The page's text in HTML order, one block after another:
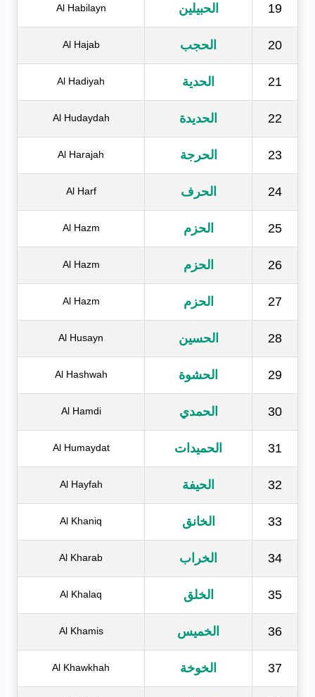
19 الحبيلين Al Habilayn
20 الحجب Al Hajab
21 الحدية Al Hadiyah
22 الحديدة Al Hudaydah
23 الحرجة Al Harajah
24 الحرف Al Harf
25 الحزم Al Hazm
26 الحزم Al Hazm
27 الحزم Al Hazm
28 الحسين Al Husayn
29 الحشوة Al Hashwah
30 الحمدي Al Hamdi
31 الحميدات Al Humaydat
32 الحيفة Al Hayfah
33 الخانق Al Khaniq
34 الخراب Al Kharab
35 الخلق Al Khalaq
36 الخميس Al Khamis
37 الخوخة Al Khawkhah